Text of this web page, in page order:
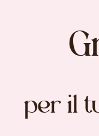
per il